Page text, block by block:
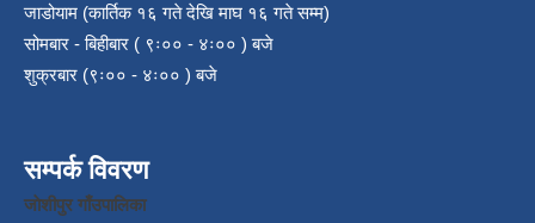
जाडोयाम (कार्तिक १६ गते देखि माघ १६ गते सम्म)
सोमबार - बिहीबार ( ९ः०० - ४ः०० ) बजे
शुक्रबार (९ः०० - ४ः०० ) बजे
सम्पर्क विवरण
जाेशीपुर गाँउपालिका